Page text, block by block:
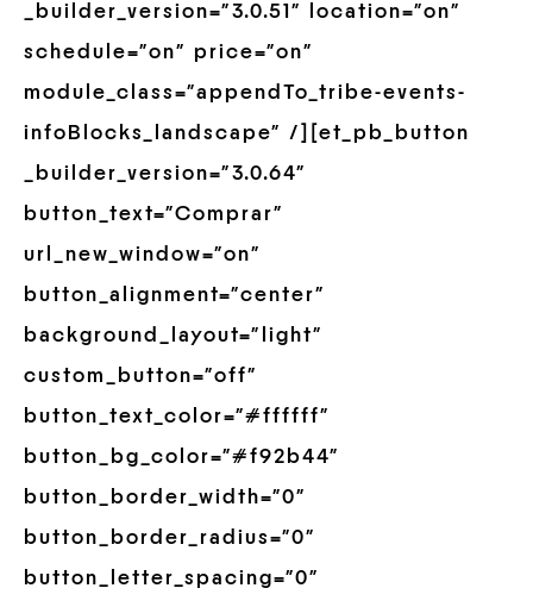
_builder_version=”3.0.51″ location=”on”
schedule=”on” price=”on”
module_class=”appendTo_tribe-events-
infoBlocks_landscape” /][et_pb_button
_builder_version=”3.0.64″
button_text=”Comprar”
url_new_window=”on”
button_alignment=”center”
background_layout=”light”
custom_button=”off”
button_text_color=”#ffffff”
button_bg_color=”#f92b44″
button_border_width=”0″
button_border_radius=”0″
button_letter_spacing=”0″